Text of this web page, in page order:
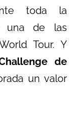
toda la
una de las
Tour. Y
de
un valor